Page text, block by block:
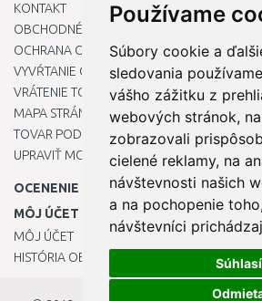
Používame
Súbory cookie a
sledovania
vášho zážitku z
webových stránok,
zobrazovali
cielené reklamy, na
návštevnosti našich
a na pochopenie
návštevníci
KONTAKT
OBCHODNÉ PODMIENKY
OCHRANA OSOBNÝCH ÚDAJOV
VYVŔTANIE OTVORU DO DREZU PRE
VRÁTENIE TOVARU / REKLAMÁCIE
MAPA STRÁNOK
TOVAR PODĽA ZNAČIEK
UPRAVIŤ MOJE PREDVOĽBY COOKIES
OCENENIE
MÔJ ÚČET
MÔJ ÚČET
HISTÓRIA OBJEDNÁVOK